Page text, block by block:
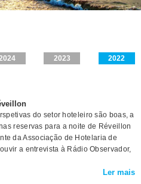
2023 2022
do setor hoteleiro são boas, a
reservas para a noite de Réveillon
da Associação de Hotelaria de
a entrevista à Rádio Observador,
Ler mais